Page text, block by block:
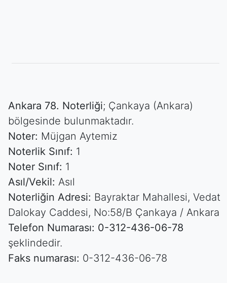
Ankara 78. Noterliği; Çankaya (Ankara)
bölgesinde bulunmaktadır.
Noter: Müjgan Aytemiz
Noterlik Sınıf: 1
Noter Sınıf: 1
Asıl/Vekil: Asıl
Noterliğin Adresi: Bayraktar Mahallesi, Vedat
Dalokay Caddesi, No:58/B Çankaya / Ankara
Telefon Numarası: 0-312-436-06-78
şeklindedir.
Faks numarası: 0-312-436-06-78